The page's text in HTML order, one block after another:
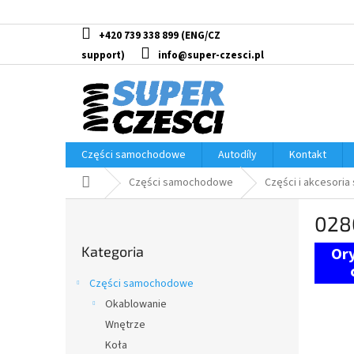
do
+420 739 338 899
info@super-czesci.pl
Części samochodowe Autodíly Kontakt
Home Części samochodowe Części i akcesoria
kategorie
Kategoria
Części samochodowe
Okablowanie
Wnętrze
Koła